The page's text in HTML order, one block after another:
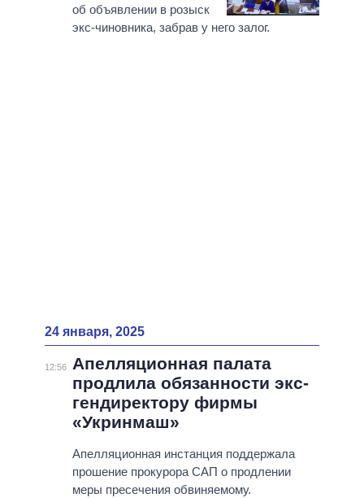
ГЛАВЫ ОБЛАДМИНИСТРАЦИЙ
МЭРЫ
СРАВНЕНИЕ ПОЛИТИКОВ
об объявлении в розыск
экс-чиновника, забрав у него залог.
24 января, 2025
12:56
Апелляционная палата
продлила обязанности экс-
гендиректору фирмы
«Укринмаш»
Апелляционная инстанция поддержала
прошение прокурора САП о продлении
меры пресечения обвиняемому.